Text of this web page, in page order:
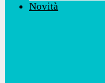
Novità